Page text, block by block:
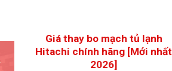
Giá thay bo mạch tủ lạnh
Hitachi chính hãng [Mới nhất
2026]